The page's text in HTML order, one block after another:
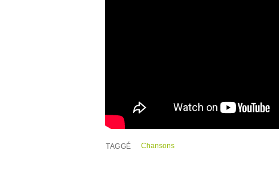
TAGGÉ Chansons